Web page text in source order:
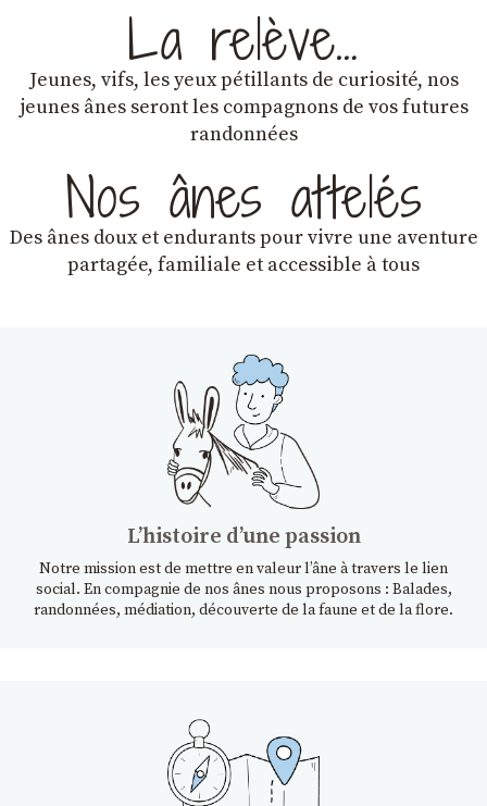
La relève…
Jeunes, vifs, les yeux pétillants de curiosité, nos
jeunes ânes seront les compagnons de vos futures
randonnées
Nos ânes attelés
Des ânes doux et endurantspour vivre une aventure
partagée, familiale et accessible à tous
Lʼhistoire dʼune passion
Notre mission est de mettre en valeur l’âne à travers le lien
social. En compagnie de nos ânes nous proposons : Balades,
randonnées, médiation, découverte de la faune et de la flore.